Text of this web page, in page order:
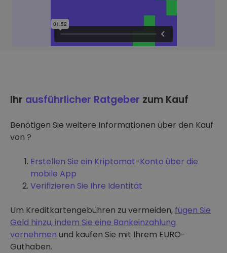
Ihr ausführlicher Ratgeber zum Kauf
Benötigen Sie weitere Informationen über den Kauf
von ?
Erstellen Sie ein Kriptomat-Konto über die
mobile App
Verifizieren Sie Ihre Identität
Um Kreditkartengebühren zu vermeiden, fügen Sie
Geld hinzu, indem Sie eine Bankeinzahlung
vornehmen und kaufen Sie mit Ihrem EURO-
Guthaben.